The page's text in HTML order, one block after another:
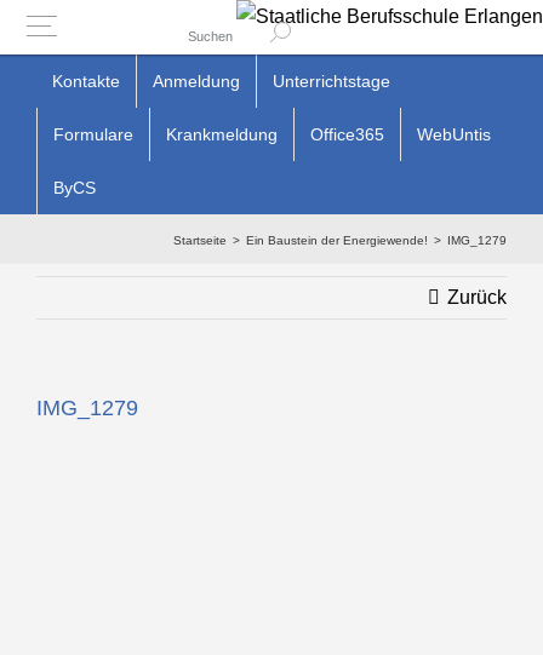
springen
Kontakte Anmeldung Unterrichtstage
Formulare Krankmeldung Office365 WebUntis
ByCS
Startseite Ein Baustein der Energiewende! IMG_1279
Zurück
Zeige
IMG_1279
Suchen